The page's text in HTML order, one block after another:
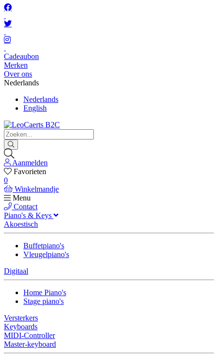
Cadeaubon
Merken
Over ons
Nederlands
Nederlands
English
Aanmelden
Favorieten
0
Winkelmandje
Menu
Contact
Piano's & Keys
Akoestisch
Buffetpiano's
Vleugelpiano's
Digitaal
Home Piano's
Stage piano's
Versterkers
Keyboards
MIDI-Controller
Master-keyboard